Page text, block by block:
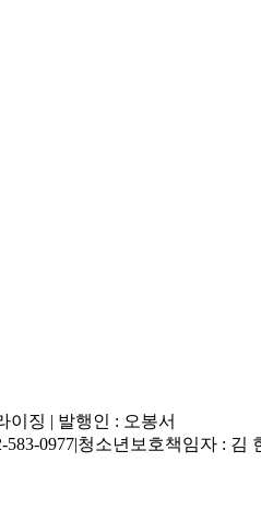
이징 | 발행인 : 오봉서
583-0977|청소년보호책임자 : 김